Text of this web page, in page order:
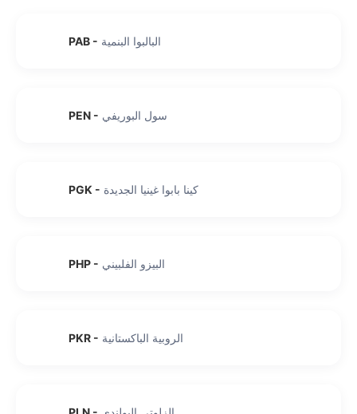
PAB - البالبوا البنمية
PEN - سول البوريفي
PGK - كينا بابوا غينيا الجديدة
PHP - البيزو الفلبيني
PKR - الروبية الباكستانية